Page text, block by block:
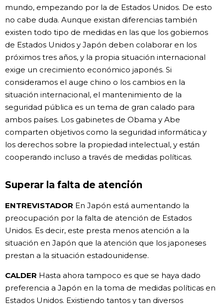
mundo, empezando por la de Estados Unidos. De esto
no cabe duda. Aunque existan diferencias también
existen todo tipo de medidas en las que los gobiernos
de Estados Unidos y Japón deben colaborar en los
próximos tres años, y la propia situación internacional
exige un crecimiento económico japonés. Si
consideramos el auge chino o los cambios en la
situación internacional, el mantenimiento de la
seguridad pública es un tema de gran calado para
ambos países. Los gabinetes de Obama y Abe
comparten objetivos como la seguridad informática y
los derechos sobre la propiedad intelectual, y están
cooperando incluso a través de medidas políticas.
Superar la falta de atención
ENTREVISTADOR En Japón está aumentando la
preocupación por la falta de atención de Estados
Unidos. Es decir, este presta menos atención a la
situación en Japón que la atención que los japoneses
prestan a la situación estadounidense.
CALDER Hasta ahora tampoco es que se haya dado
preferencia a Japón en la toma de medidas políticas en
Estados Unidos. Existiendo tantos y tan diversos